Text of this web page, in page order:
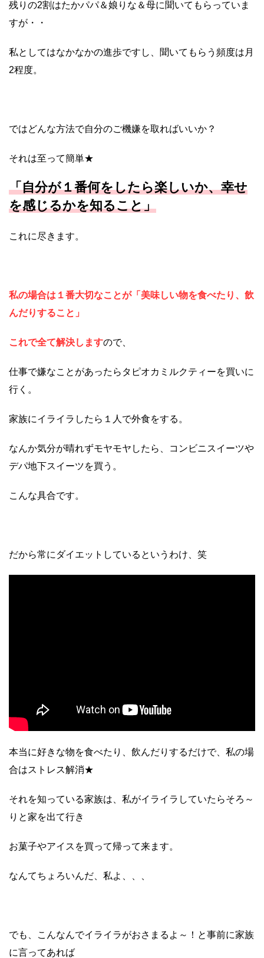
残りの2割はたかパパ＆娘りな＆母に聞いてもらっていま
すが・・
私としてはなかなかの進歩ですし、聞いてもらう頻度は月
2程度。
ではどんな方法で自分のご機嫌を取ればいいか？
それは至って簡単★
「自分が１番何をしたら楽しいか、幸せ
を感じるかを知ること」
これに尽きます。
私の場合は１番大切なことが「美味しい物を食べたり、飲
んだりすること」
これで全て解決しますので、
仕事で嫌なことがあったらタピオカミルクティーを買いに
行く。
家族にイライラしたら１人で外食をする。
なんか気分が晴れずモヤモヤしたら、コンビニスイーツや
デパ地下スイーツを買う。
こんな具合です。
だから常にダイエットしているというわけ、笑
本当に好きな物を食べたり、飲んだりするだけで、私の場
合はストレス解消★
それを知っている家族は、私がイライラしていたらそろ～
りと家を出て行き
お菓子やアイスを買って帰って来ます。
なんてちょろいんだ、私よ、、、
でも、こんなんでイライラがおさまるよ～！と事前に家族
に言ってあれば